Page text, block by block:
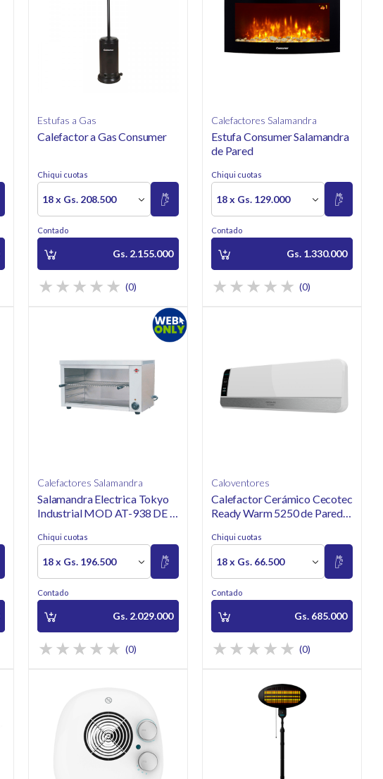
Estufas a Gas
Calefactor a Gas Consumer
Chiqui cuotas
18 x Gs. 208.500
Contado
Gs. 2.155.000
(0)
Calefactores Salamandra
Estufa Consumer Salamandra
de Pared
Chiqui cuotas
18 x Gs. 129.000
Contado
Gs. 1.330.000
(0)
Calefactores Salamandra
Salamandra Electrica Tokyo
Industrial MOD AT-938 DE 0
Chiqui cuotas
18 x Gs. 196.500
Contado
Gs. 2.029.000
(0)
Caloventores
Calefactor Cerámico Cecotec
Ready Warm 5250 de Pared
Chiqui cuotas
18 x Gs. 66.500
Contado
Gs. 685.000
(0)